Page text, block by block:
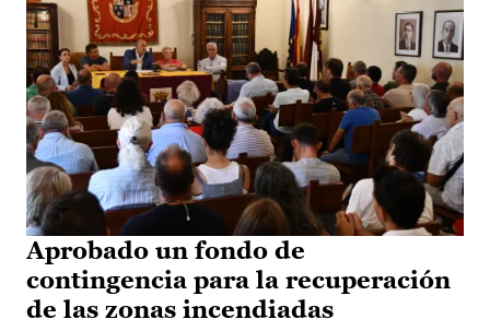
Aprobado un fondo de
contingencia para la recuperación
de las zonas incendiadas